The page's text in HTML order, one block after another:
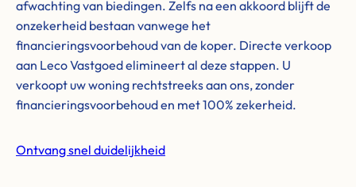
afwachting van biedingen. Zelfs na een akkoord blijft de
onzekerheid bestaan vanwege het
financieringsvoorbehoud van de koper. Directe verkoop
aan Leco Vastgoed elimineert al deze stappen. U
verkoopt uw woning rechtstreeks aan ons, zonder
financieringsvoorbehoud en met 100% zekerheid.
Ontvang snel duidelijkheid